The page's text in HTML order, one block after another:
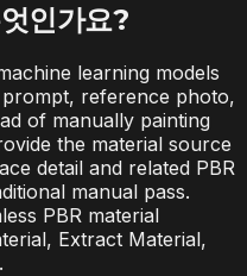
인가요?
learning models
reference photo,
of manually painting
the material source
detail and related PBR
manual pass.
PBR material
Extract Material,